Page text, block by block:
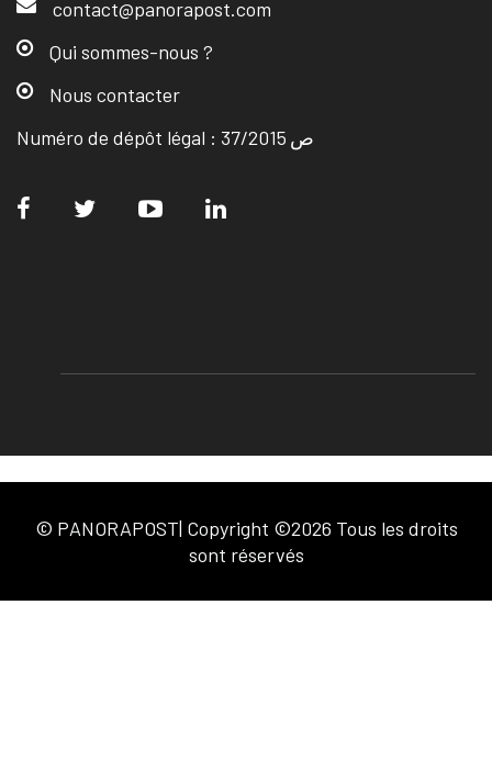
contact@panorapost.com
Qui sommes-nous ?
Nous contacter
Numéro de dépôt légal : ص 37/2015
© PANORAPOST| Copyright ©2026 Tous les droits
sont réservés